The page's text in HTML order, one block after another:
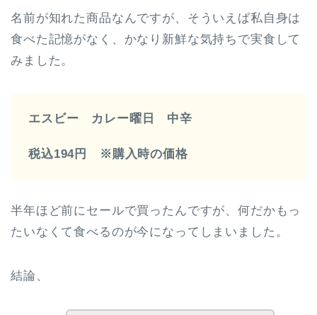
名前が知れた商品なんですが、そういえば私自身は
食べた記憶がなく、かなり新鮮な気持ちで実食して
みました。
エスビー カレー曜日 中辛
税込194円 ※購入時の価格
半年ほど前にセールで買ったんですが、何だかもっ
たいなくて食べるのが今になってしまいました。
結論、